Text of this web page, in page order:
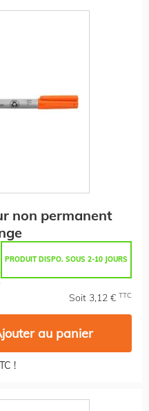
non permanent
PRODUIT DISPO. SOUS 2-10 JOURS
Soit 3,12 € TTC
au panier
!